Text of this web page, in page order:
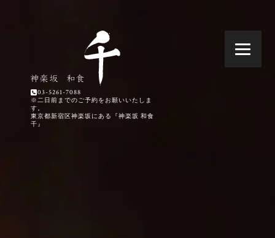
03-5261-7088
※二日前までのご予約をお願いいたしま
す。
東京都新宿区神楽坂にある『神楽坂 和食
千』